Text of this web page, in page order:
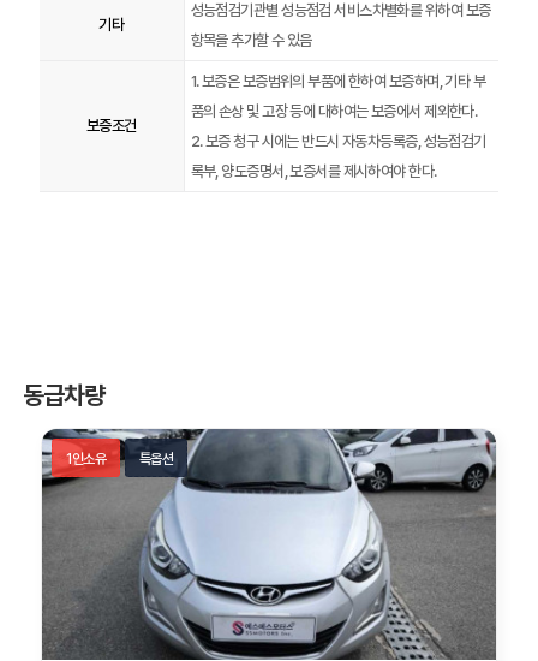
기타
성능점검기관별 성능점검 서비스차별화를 위하여 보증
항목을 추가할 수 있음
보증조건
1. 보증은 보증범위의 부품에 한하여 보증하며, 기타 부
품의 손상 및 고장 등에 대하여는 보증에서 제외한다.
2. 보증 청구 시에는 반드시 자동차등록증, 성능점검기
록부, 양도증명서, 보증서를 제시하여야 한다.
동급차량
1인소유 특옵션